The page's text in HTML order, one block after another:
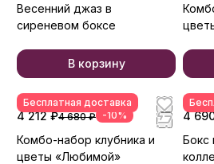
Весенний джаз в
сиреневом боксе
В корзину
Бесплатная доставка
4 212 ₽4 680 ₽ -10%
Комбо-набор клубника и
цветы «Любимой»
4
Бокс